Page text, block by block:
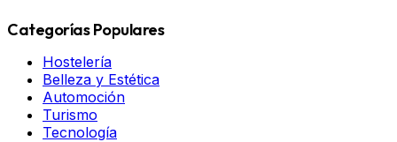
Categorías Populares
Hostelería
Belleza y Estética
Automoción
Turismo
Tecnología